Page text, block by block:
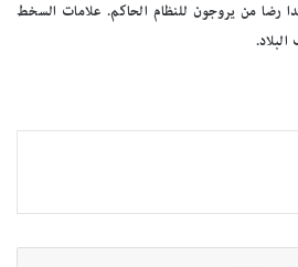
رضا من يروجون للنظام الحاكم. علامات السخط